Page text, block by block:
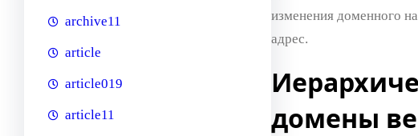
archive11
article
article019
article11
изменения доменного
адрес.
домены